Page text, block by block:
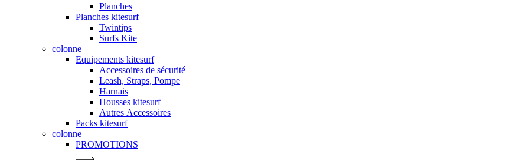
Planches
Planches kitesurf
Twintips
Surfs Kite
colonne
Equipements kitesurf
Accessoires de sécurité
Leash, Straps, Pompe
Harnais
Housses kitesurf
Autres Accessoires
Packs kitesurf
colonne
PROMOTIONS